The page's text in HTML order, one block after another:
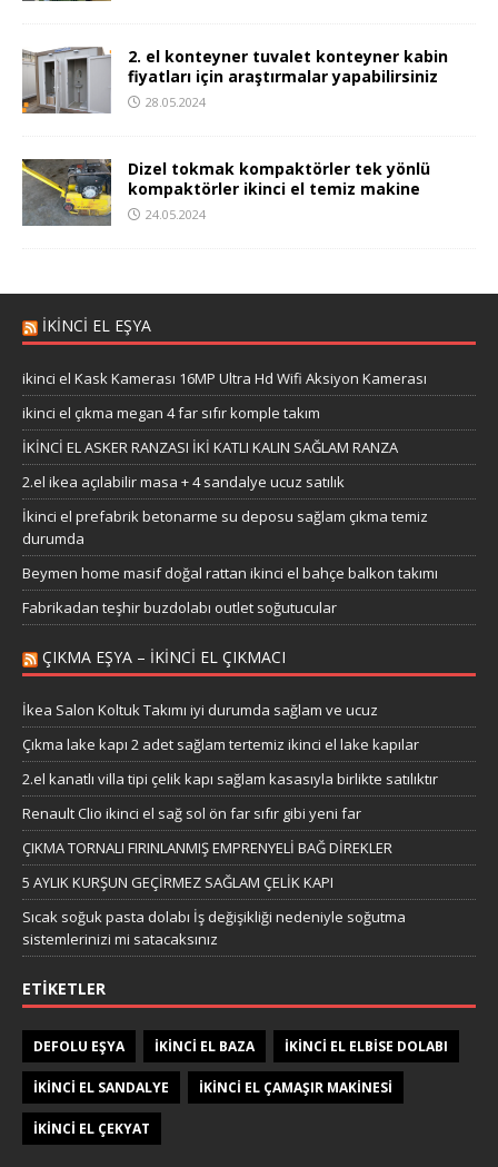
2. el konteyner tuvalet konteyner kabin
fiyatları için araştırmalar yapabilirsiniz
28.05.2024
Dizel tokmak kompaktörler tek yönlü
kompaktörler ikinci el temiz makine
24.05.2024
İKİNCİ EL EŞYA
ikinci el Kask Kamerası 16MP Ultra Hd Wifi Aksiyon Kamerası
ikinci el çıkma megan 4 far sıfır komple takım
İKİNCİ EL ASKER RANZASI İKİ KATLI KALIN SAĞLAM RANZA
2.el ikea açılabilir masa + 4 sandalye ucuz satılık
İkinci el prefabrik betonarme su deposu sağlam çıkma temiz
durumda
Beymen home masif doğal rattan ikinci el bahçe balkon takımı
Fabrikadan teşhir buzdolabı outlet soğutucular
ÇIKMA EŞYA – IKINCI EL ÇIKMACI
İkea Salon Koltuk Takımı iyi durumda sağlam ve ucuz
Çıkma lake kapı 2 adet sağlam tertemiz ikinci el lake kapılar
2.el kanatlı villa tipi çelik kapı sağlam kasasıyla birlikte satılıktır
Renault Clio ikinci el sağ sol ön far sıfır gibi yeni far
ÇIKMA TORNALI FIRINLANMIŞ EMPRENYELİ BAĞ DİREKLER
5 AYLIK KURŞUN GEÇİRMEZ SAĞLAM ÇELİK KAPI
Sıcak soğuk pasta dolabı İş değişikliği nedeniyle soğutma
sistemlerinizi mi satacaksınız
ETIKETLER
DEFOLU EŞYA IKINCI EL BAZA IKINCI EL ELBISE DOLABI
IKINCI EL SANDALYE IKINCI EL ÇAMAŞIR MAKINESI
IKINCI EL ÇEKYAT